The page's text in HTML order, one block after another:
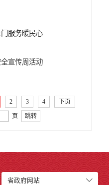
服务暖民心
宣传周活动
2 3 4 下页
页 跳转
省政府网站